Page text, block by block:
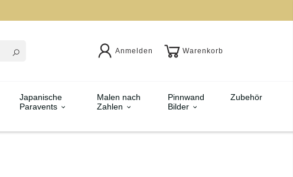
Anmelden Warenkorb
Japanische
Paravents
Malen nach
Zahlen
Pinnwand
Bilder
Zubehör